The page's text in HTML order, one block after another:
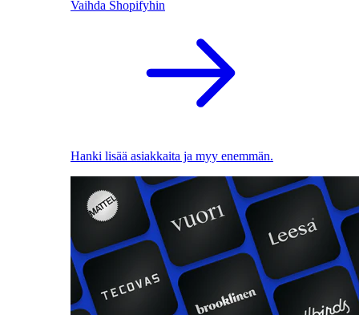
Vaihda Shopifyhin
Hanki lisää asiakkaita ja myy enemmän.